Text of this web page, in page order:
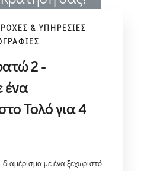
& ΥΠΗΡΕΣΙΕΣ
2 -
ένα
Τολό για 4
με ένα ξεχωριστό